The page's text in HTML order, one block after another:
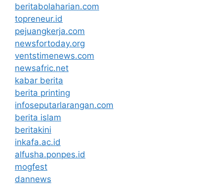
beritabolaharian.com
topreneur.id
pejuangkerja.com
newsfortoday.org
ventstimenews.com
newsafric.net
kabar berita
berita printing
infoseputarlarangan.com
berita islam
beritakini
inkafa.ac.id
alfusha.ponpes.id
mogfest
dannews